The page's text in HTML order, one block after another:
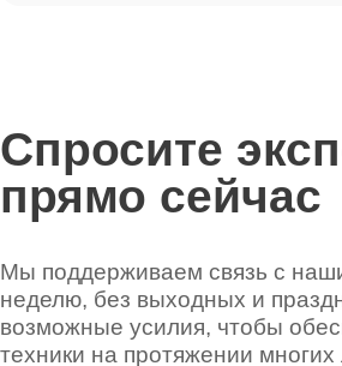
Спросите
прямо сейчас
Мы поддерживаем связь с
неделю, без выходных и
возможные усилия, чтобы
техники на протяжении многих